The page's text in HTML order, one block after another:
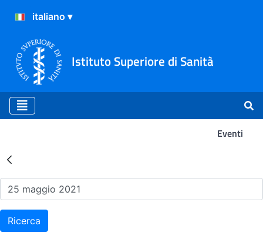
Istituto Superiore di Sanità
Eventi
Risultati della Ricerca -
Ricerca